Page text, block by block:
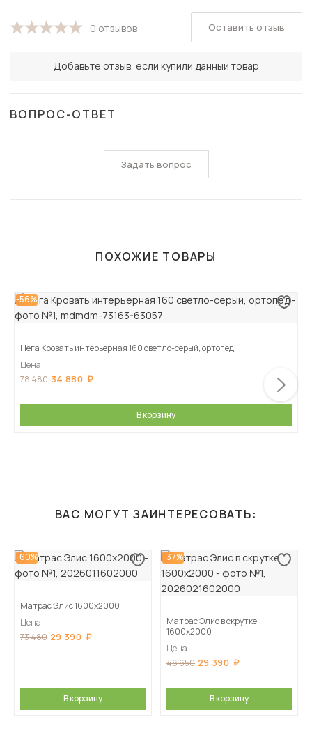
0 отзывов
Добавьте отзыв, если купили данный товар
Оставить отзыв
ВОПРОС-ОТВЕТ
Задать вопрос
ПОХОЖИЕ ТОВАРЫ
-56%
Нега Кровать интерьерная 160 светло-серый, ортопед
Цена
78 480 34 880
В корзину
ВАС МОГУТ ЗАИНТЕРЕСОВАТЬ:
-60%
Матрас Элис 1600х2000
Цена
73 480 29 390
В корзину
-37%
Матрас Элис в скрутке
1600х2000
Цена
46 650 29 390
В корзину